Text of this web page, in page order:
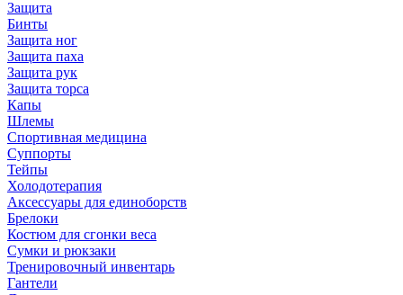
Защита
Бинты
Защита ног
Защита паха
Защита рук
Защита торса
Капы
Шлемы
Спортивная медицина
Суппорты
Тейпы
Холодотерапия
Аксессуары для единоборств
Брелоки
Костюм для сгонки веса
Сумки и рюкзаки
Тренировочный инвентарь
Гантели